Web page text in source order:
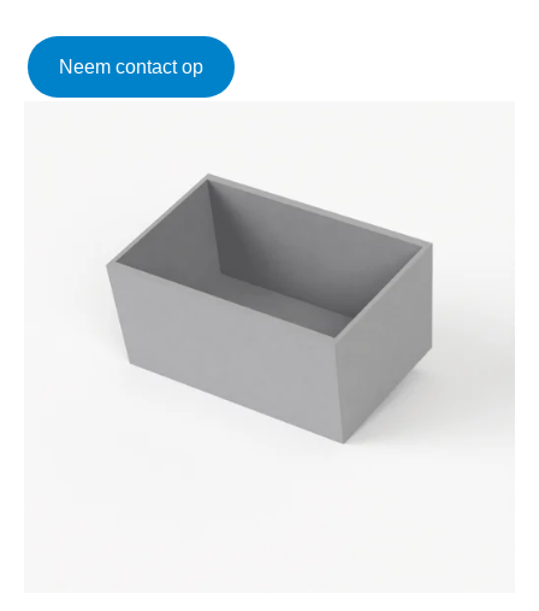
Neem contact op